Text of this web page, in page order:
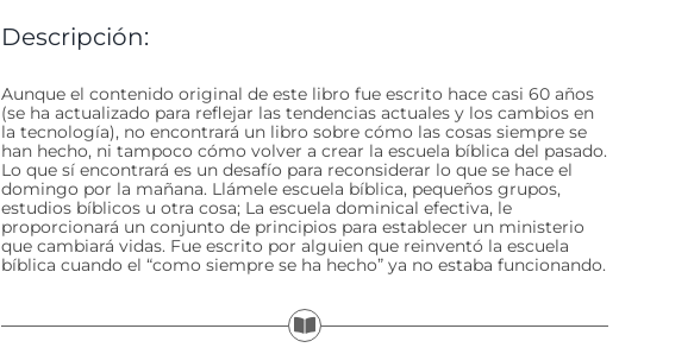
Descripción:
Aunque el contenido original de este libro fue escrito hace casi 60 años
(se ha actualizado para reflejar las tendencias actuales y los cambios en
la tecnología), no encontrará un libro sobre cómo las cosas siempre se
han hecho, ni tampoco cómo volver a crear la escuela bíblica del pasado.
Lo que sí encontrará es un desafío para reconsiderar lo que se hace el
domingo por la mañana. Llámele escuela bíblica, pequeños grupos,
estudios bíblicos u otra cosa; La escuela dominical efectiva, le
proporcionará un conjunto de principios para establecer un ministerio
que cambiará vidas. Fue escrito por alguien que reinventó la escuela
bíblica cuando el “como siempre se ha hecho” ya no estaba funcionando.